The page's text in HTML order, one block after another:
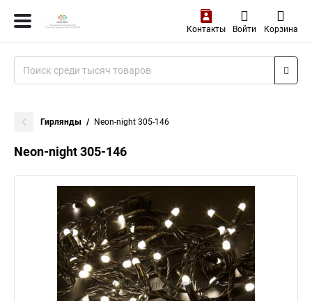
Контакты Войти Корзина
Гирлянды Neon-night 305-146
Neon-night 305-146